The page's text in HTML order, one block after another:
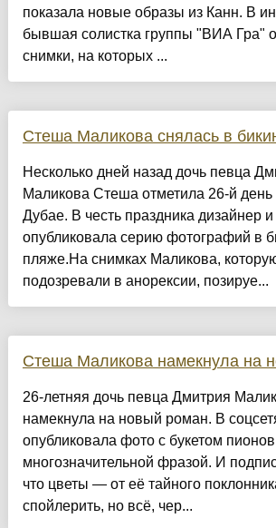
показала новые образы из Канн. В
бывшая солистка группы "ВИА Гра"
снимки, на которых ...
Стеша Маликова снялась в
Несколько дней назад дочь певца
Маликова Стеша отметила 26-й
Дубае. В честь праздника дизайнер
опубликовала серию фотографий в
пляже.На снимках Маликова,
подозревали в анорексии, позируе...
Стеша Маликова намекнула на
26-летняя дочь певца Дмитрия
намекнула на новый роман. В
опубликовала фото с букетом
многозначительной фразой. И
что цветы — от её тайного
спойлерить, но всё, чер...